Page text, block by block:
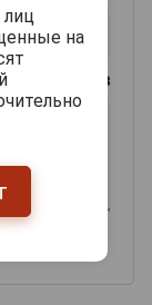
2000 знаков
на